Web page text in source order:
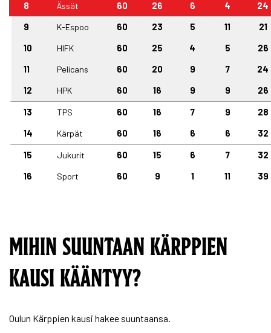
8 Ässät 60 26 6 4 24
9 K-Espoo 60 23 5 11 21
10 HIFK 60 25 4 5 26
11 Pelicans 60 20 9 7 24
12 HPK 60 16 9 9 26
13 TPS 60 16 7 9 28
14 Kärpät 60 16 6 6 32
15 Jukurit 60 15 6 7 32
16 Sport 60 9 1 11 39
MIHIN SUUNTAAN KÄRPPIEN
KAUSI KÄÄNTYY?
Oulun Kärppien kausi hakee suuntaansa.